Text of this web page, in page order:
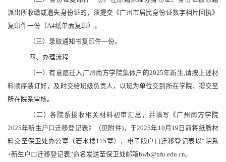
派出所收缴或遗失身份证的，须提交《广州市居民身份证数字相片回执》
复印件一份（A4纸单面复印）。
（三）录取通知书复印件一份。
四、办理流程
（一）有意愿迁入广州南方学院集体户的2025年新生,请按上述材
料顺序装订好，及时交给班级负责人，以班为单位交到所在学院，提交至
所在院系审核。
（二）各院系接收相关材料初审汇总，并填写《广州南方学院
2025年新生户口迁移登记表》（见附件)，于2025年10月19日前将纸质材
料交至保卫处办公室（若水楼115室），电子版户口迁移登记表以“院系
+新生户口迁移登记表”命名发送至保卫处邮箱bwb@nfu.edu.cn。